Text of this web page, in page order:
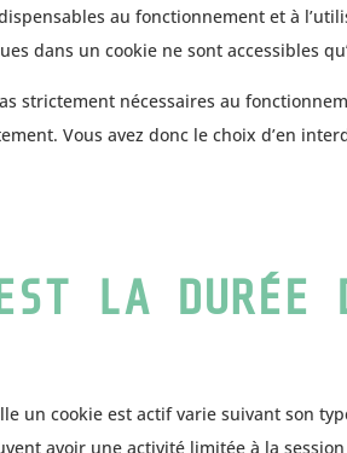
au fonctionnement et à
dans un cookie ne sont accessibles
strictement nécessaires au
Vous avez donc le choix d’en
LA
un cookie est actif varie suivant son
avoir une activité limitée à la